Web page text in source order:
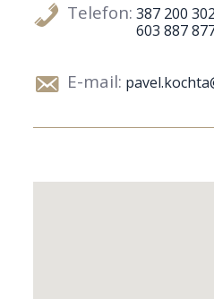
Telefon: 387 200
603 887
E-mail: